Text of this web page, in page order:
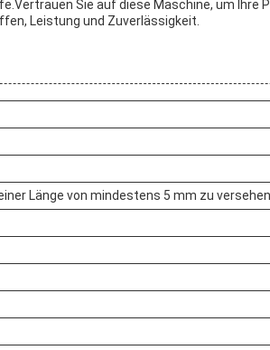
Sie auf diese Maschine, um Ihre
Leistung und Zuverlässigkeit.
Länge von mindestens 5 mm zu versehen.